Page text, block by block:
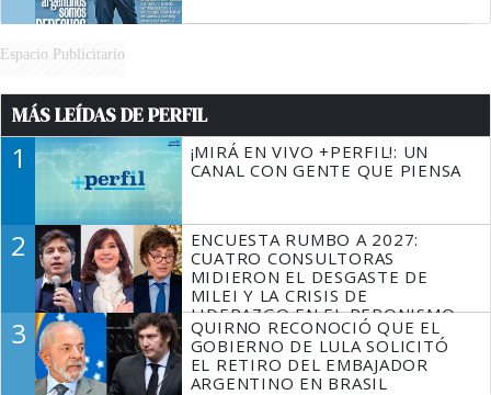
Espacio Publicitario
MÁS LEÍDAS DE PERFIL
1
¡MIRÁ EN VIVO +PERFIL!: UN
CANAL CON GENTE QUE PIENSA
2
ENCUESTA RUMBO A 2027:
CUATRO CONSULTORAS
MIDIERON EL DESGASTE DE
MILEI Y LA CRISIS DE
LIDERAZGO EN EL PERONISMO
3
QUIRNO RECONOCIÓ QUE EL
GOBIERNO DE LULA SOLICITÓ
EL RETIRO DEL EMBAJADOR
ARGENTINO EN BRASIL